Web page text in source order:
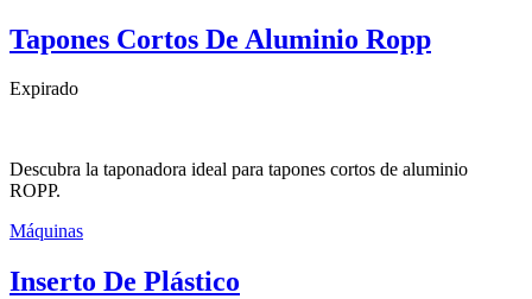
Tapones Cortos De Aluminio Ropp
Expirado
Descubra la taponadora ideal para tapones cortos de aluminio
ROPP.
Máquinas
Inserto De Plástico